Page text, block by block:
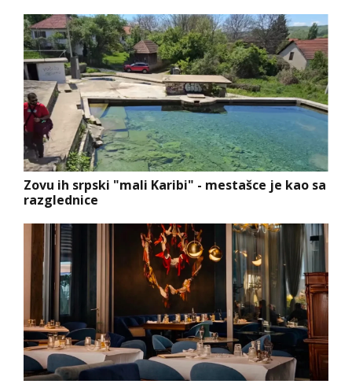
Zovu ih srpski "mali Karibi" - mestašce je kao sa
razglednice